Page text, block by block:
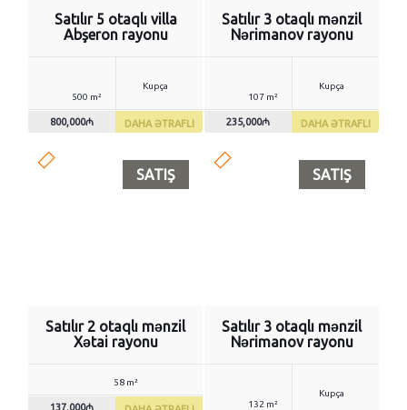
Satılır 5 otaqlı villa
Abşeron rayonu
500 m²
Kupça
800,000₼ DAHA ƏTRAFLI
Satılır 3 otaqlı mənzil
Nərimanov rayonu
107 m²
Kupça
235,000₼ DAHA ƏTRAFLI
SATIŞ
Satılır 2 otaqlı mənzil
Xətai rayonu
58 m²
137,000₼
SATIŞ
Satılır 3 otaqlı mənzil
Nərimanov rayonu
132 m²
Kupça